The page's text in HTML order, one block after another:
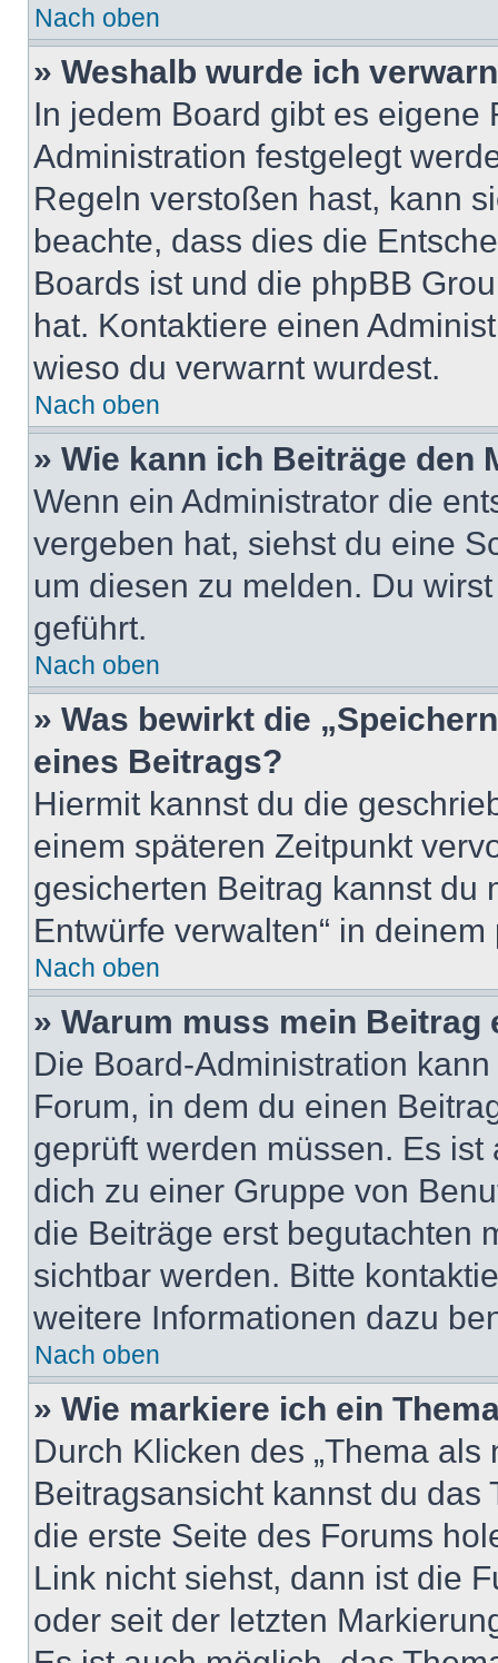
Nach oben
» Weshalb wurde ich
In jedem Board gibt es
Administration festgelegt
Regeln verstoßen hast, kann
beachte, dass dies die
Boards ist und die phpBB
hat. Kontaktiere einen
wieso du verwarnt wurdest.
Nach oben
» Wie kann ich Beiträge den
Wenn ein Administrator die
vergeben hat, siehst du eine
um diesen zu melden. Du
geführt.
Nach oben
» Was bewirkt die
eines Beitrags?
Hiermit kannst du die
einem späteren Zeitpunkt
gesicherten Beitrag kannst du
Entwürfe verwalten“ in
Nach oben
» Warum muss mein
Die Board-Administration
Forum, in dem du einen
geprüft werden müssen. Es
dich zu einer Gruppe von
die Beiträge erst begutachten
sichtbar werden. Bitte
weitere Informationen dazu
Nach oben
» Wie markiere ich ein
Durch Klicken des „Thema
Beitragsansicht kannst du
die erste Seite des Forums
Link nicht siehst, dann ist die
oder seit der letzten